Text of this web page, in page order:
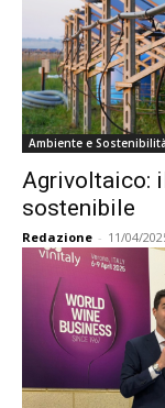
Ambiente e Sostenibilità
Agrivoltaico:
sostenibile
Redazione - 11/04/